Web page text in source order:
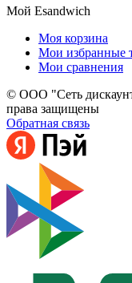
Мой Esandwich
Моя корзина
Мои избранные
Мои сравнения
© ООО "Сеть
права защищены
Обратная связь